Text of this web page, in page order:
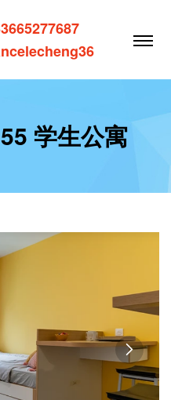
学生公寓
